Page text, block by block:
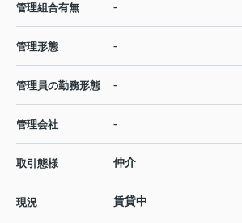
管理組合有無 -
管理形態 -
管理員の勤務形態 -
管理会社 -
取引態様 仲介
現況 賃貸中